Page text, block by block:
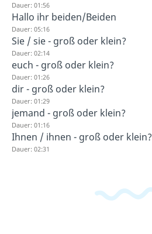
Dauer: 01:56
Hallo ihr beiden/Beiden
Dauer: 05:16
Sie / sie - groß oder klein?
Dauer: 02:14
euch - groß oder klein?
Dauer: 01:26
dir - groß oder klein?
Dauer: 01:29
jemand - groß oder klein?
Dauer: 01:16
Ihnen / ihnen - groß oder klein?
Dauer: 02:31